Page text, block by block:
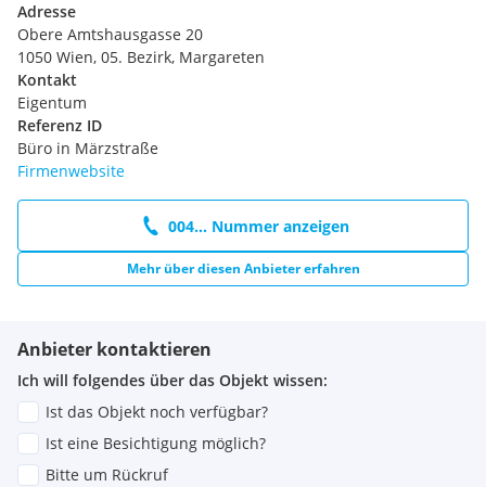
Adresse
Obere Amtshausgasse 20
1050 Wien, 05. Bezirk, Margareten
Kontakt
Eigentum
Referenz ID
Büro in Märzstraße
Firmenwebsite
004... Nummer anzeigen
Mehr über diesen Anbieter erfahren
Anbieter kontaktieren
Ich will folgendes über das Objekt wissen:
Ist das Objekt noch verfügbar?
Ist eine Besichtigung möglich?
Bitte um Rückruf